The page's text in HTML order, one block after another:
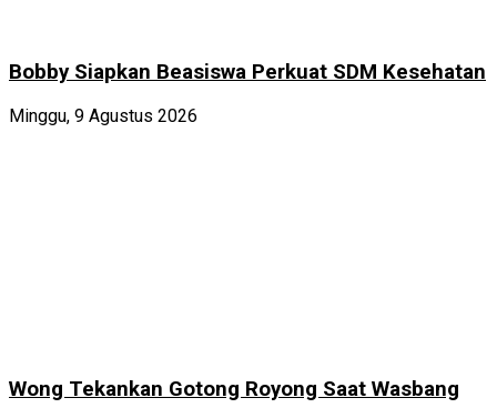
Bobby Siapkan Beasiswa Perkuat SDM Kesehatan
Minggu, 9 Agustus 2026
Wong Tekankan Gotong Royong Saat Wasbang